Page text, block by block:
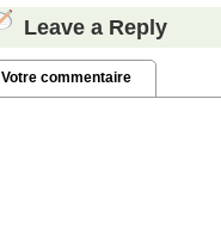
Leave a Reply
Votre commentaire